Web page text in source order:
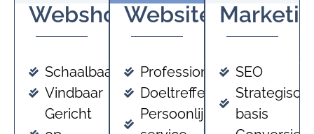
Webshops
Schaalbaar
Vindbaar
Gericht
Websites
Professioneel
Doeltreffend
Persoonlijke
SEO
basis